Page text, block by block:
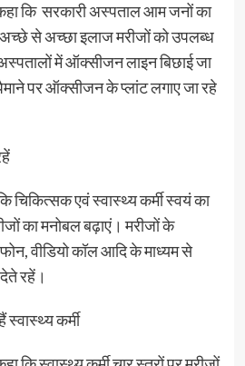
कि सरकारी अस्पताल आम जनों का
अच्छे से अच्छा इलाज मरीजों को उपलब्ध
में ऑक्सीजन लाइन बिछाई जा
पर ऑक्सीजन के प्लांट लगाए जा रहे
चिकित्सक एवं स्वास्थ्य कर्मी स्वयं का
का मनोबल बढ़ाएं। मरीजों के
वीडियो कॉल आदि के माध्यम से
रहें।
कर्मी